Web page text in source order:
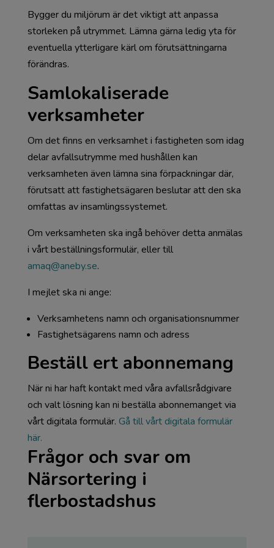
Bygger du miljörum är det viktigt att anpassa
storleken på utrymmet. Lämna gärna ledig yta för
eventuella ytterligare kärl om förutsättningarna
förändras.
Samlokaliserade
verksamheter
Om det finns en verksamhet i fastigheten som idag
delar avfallsutrymme med hushållen kan
verksamheten även lämna sina förpackningar där,
förutsatt att fastighetsägaren beslutar att den ska
omfattas av insamlingssystemet.
Om verksamheten ska ingå behöver detta anmälas
i vårt beställningsformulär, eller till
amaq@aneby.se.
I mejlet ska ni ange:
Verksamhetens namn och organisationsnummer
Fastighetsägarens namn och adress
Beställ ert abonnemang
När ni har haft kontakt med våra avfallsrådgivare
och valt lösning kan ni beställa abonnemanget via
vårt digitala formulär. Gå till vårt digitala formulär
här.
Frågor och svar om
Närsortering i
flerbostadshus